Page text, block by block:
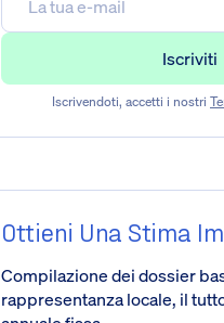
Iscrivendoti, accetti i nostri
Ottieni Una Stima
Compilazione dei dossier
rappresentanza locale, il